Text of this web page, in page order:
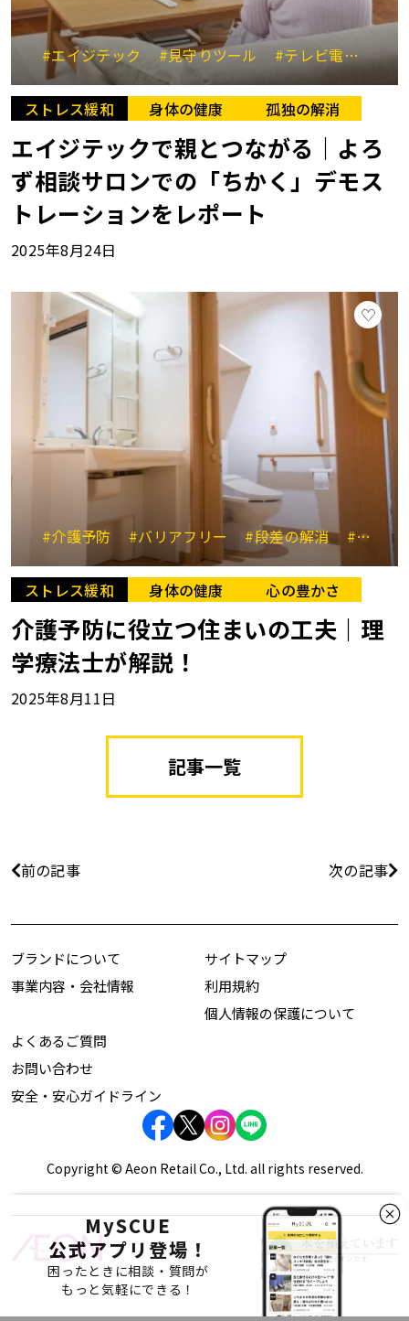
#エイジテック #見守りツール #テレビ電話 #高
ストレス緩和 身体の健康 孤独の解消
エイジテックで親とつながる｜よろ
ず相談サロンでの「ちかく」デモス
トレーションをレポート
2025年8月24日
#介護予防 #バリアフリー #段差の解消 #手すりの設置
ストレス緩和 身体の健康 心の豊かさ
介護予防に役立つ住まいの工夫｜理
学療法士が解説！
2025年8月11日
記事一覧
前の記事 次の記事
MySCUE
公式アプリ登場！
困ったときに相談・質問が
もっと気軽にできる！
ブランドについて
事業内容・会社情報
サイトマップ
利用規約
個人情報の保護について
よくあるご質問
お問い合わせ
安全・安心ガイドライン
Copyright © Aeon Retail Co., Ltd. all rights reserved.